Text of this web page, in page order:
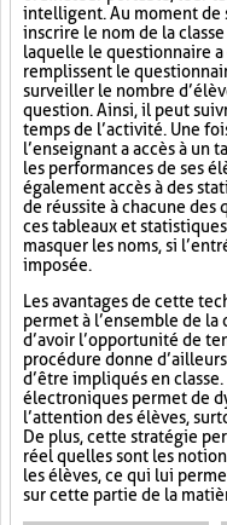
intelligent. Au moment de
inscrire le nom de la
laquelle le questionnaire
remplissent le
surveiller le nombre
question. Ainsi, il peut
temps de l’activité. Une
l’enseignant a accès à un
les performances de ses
également accès à des
de réussite à chacune
ces tableaux et
masquer les noms, si
imposée.
Les avantages de cette
permet à l’ensemble de
d’avoir l’opportunité de
procédure donne
d’être impliqués en
électroniques permet de
l’attention des élèves,
De plus, cette stratégie
réel quelles sont les
les élèves, ce qui lui
sur cette partie de la